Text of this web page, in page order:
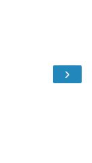
›